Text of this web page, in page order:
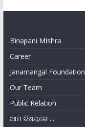
Binapani MIshra
Career
Janamangal Foundation
Our Team
Public Relation
ଆମ ବିଷୟରେ ...